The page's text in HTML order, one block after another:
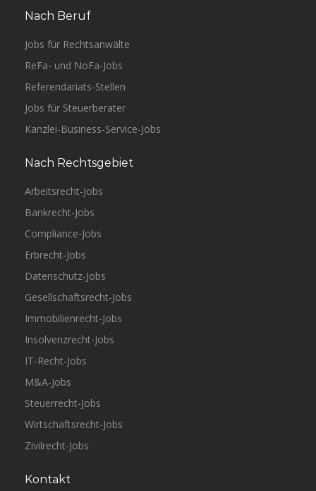
Nach Beruf
Jobs für Rechtsanwälte
ReFa- und NoFa-Jobs
Referendariats-Stellen
Jobs für Steuerberater
Kanzlei-Business-Service-Jobs
Nach Rechtsgebiet
Arbeitsrecht-Jobs
Bankrecht-Jobs
Compliance-Jobs
Erbrecht-Jobs
Datenschutz-Jobs
Gesellschaftsrecht-Jobs
Immobilienrecht-Jobs
Insolvenzrecht-Jobs
IT-Recht-Jobs
M&A-Jobs
Steuerrecht-Jobs
Wirtschaftsrecht-Jobs
Zivilrecht-Jobs
Kontakt